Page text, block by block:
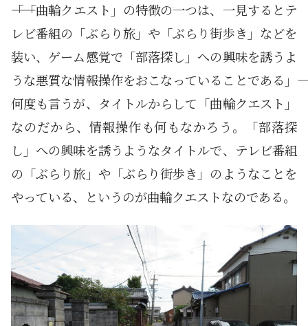
――「「曲輪クエスト」の特徴の一つは、一見するとテ
レビ番組の「ぶらり旅」や「ぶらり街歩き」などを
装い、ゲーム感覚で「部落探し」への興味を誘うよ
うな悪質な情報操作をおこなっていることである」――
何度も言うが、タイトルからして「曲輪クエスト」
なのだから、情報操作も何もなかろう。「部落探
し」への興味を誘うようなタイトルで、テレビ番組
の「ぶらり旅」や「ぶらり街歩き」のようなことを
やっている、というのが曲輪クエストなのである。